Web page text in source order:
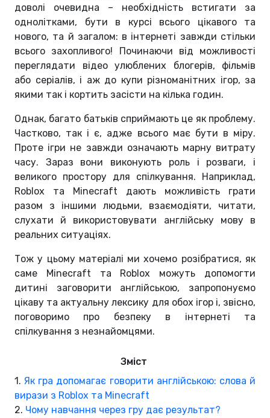
доволі очевидна – необхідність встигати за
однолітками, бути в курсі всього цікавого та
нового, та й загалом: в інтернеті завжди стільки
всього захопливого! Починаючи від можливості
переглядати відео улюблених блогерів, фільмів
або серіалів, і аж до купи різноманітних ігор, за
якими так і кортить засісти на кілька годин.
Однак, багато батьків сприймають це як проблему.
Частково, так і є, адже всього має бути в міру.
Проте ігри не завжди означають марну витрату
часу. Зараз вони виконують роль і розваги, і
великого простору для спілкування. Наприклад,
Roblox та Minecraft дають можливість грати
разом з іншими людьми, взаємодіяти, читати,
слухати й використовувати англійську мову в
реальних ситуаціях.
Тож у цьому матеріалі ми хочемо розібратися, як
саме Minecraft та Roblox можуть допомогти
дитині заговорити англійською, запропонуємо
цікаву та актуальну лексику для обох ігор і, звісно,
поговоримо про безпеку в інтернеті та
спілкування з незнайомцями.
Зміст
1.Як гра допомагає говорити англійською: слова й
вирази з Roblox та Minecraft
2. Чому навчання через гру дає результат?